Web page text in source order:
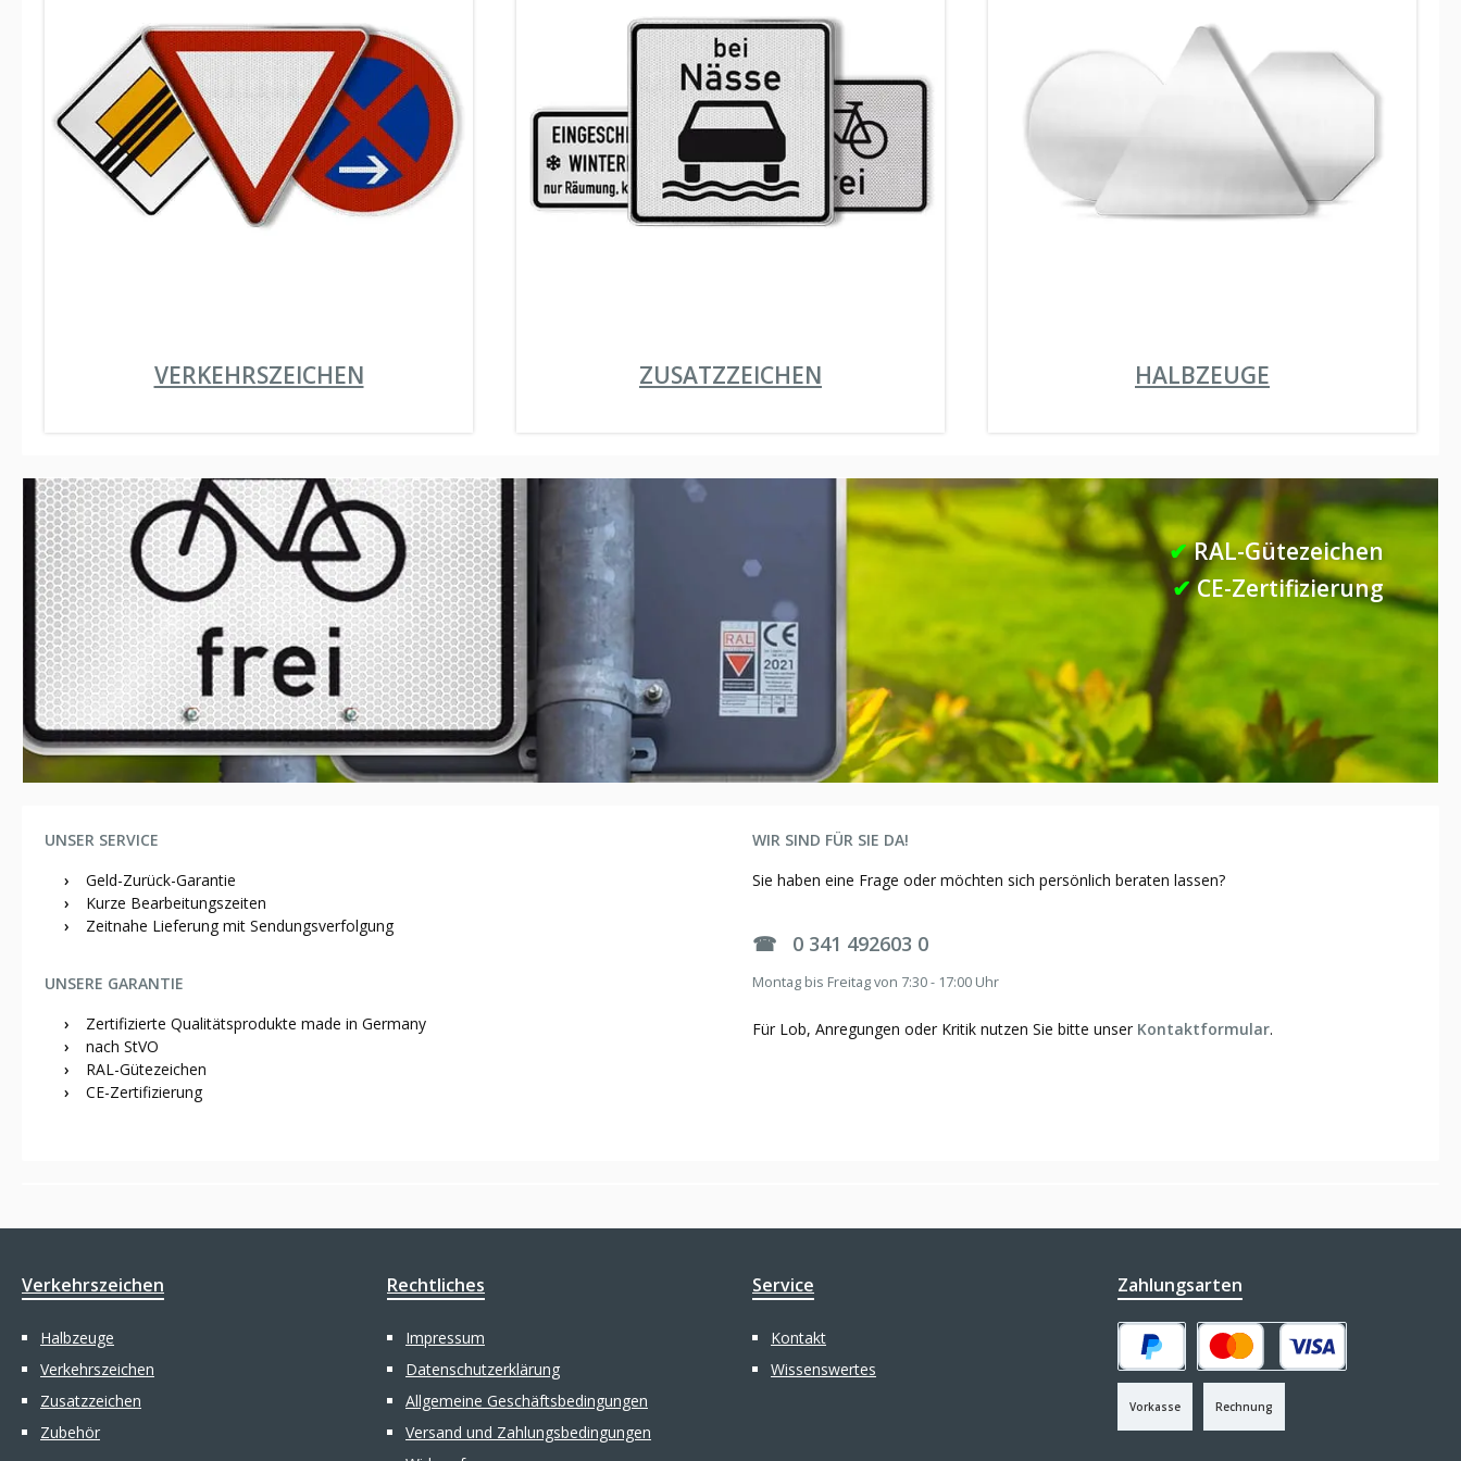
VERKEHRSZEICHEN ZUSATZZEICHEN HALBZEUGE
✔RAL-Gütezeichen
✔CE-Zertifizierung
UNSER SERVICE
› Geld-Zurück-Garantie
› Kurze Bearbeitungszeiten
› Zeitnahe Lieferung mit Sendungsverfolgung
UNSERE GARANTIE
› Zertifizierte Qualitätsprodukte made in Germany
› nach StVO
› RAL-Gütezeichen
› CE-Zertifizierung
WIR SIND FÜR SIE DA!
Sie haben eine Frage oder möchten sich persönlich beraten lassen?
☎ 0 341 492603 0
Montag bis Freitag von 7:30 - 17:00 Uhr
Für Lob, Anregungen oder Kritik nutzen Sie bitte unser Kontaktformular.
Verkehrszeichen
Halbzeuge
Verkehrszeichen
Zusatzzeichen
Zubehör
Rechtliches
Impressum
Datenschutzerklärung
Allgemeine Geschäftsbedingungen
Versand und Zahlungsbedingungen
Service
Kontakt
Wissenswertes
Zahlungsarten
Vorkasse
PayPal Kredit- oder Debitkarte
Rechnung